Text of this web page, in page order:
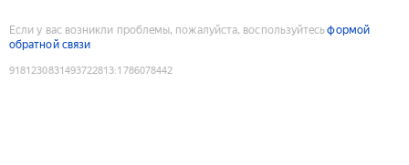
Если у вас возникли проблемы, пожалуйста, воспользуйтесьформой
обратной связи
9181230831493722813:1786078442